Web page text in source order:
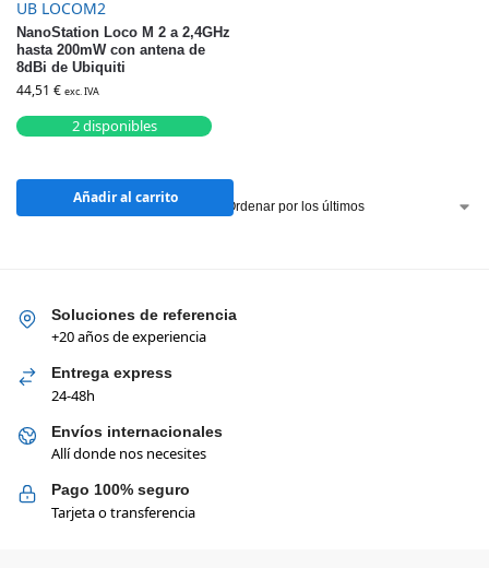
UB LOCOM2
NanoStation Loco M 2 a 2,4GHz
hasta 200mW con antena de
8dBi de Ubiquiti
44,51 € exc. IVA
Añadir al carrito
2 disponibles
Mostrando los 3 resultados
Soluciones de referencia
+20 años de experiencia
Entrega express
24-48h
Envíos internacionales
Allí donde nos necesites
Pago 100% seguro
Tarjeta o transferencia